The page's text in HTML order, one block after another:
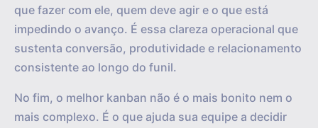
que fazer com ele, quem deve agir e o que está
impedindo o avanço. É essa clareza operacional que
sustenta conversão, produtividade e relacionamento
consistente ao longo do funil.
No fim, o melhor kanban não é o mais bonito nem o
mais complexo. É o que ajuda sua equipe a decidir